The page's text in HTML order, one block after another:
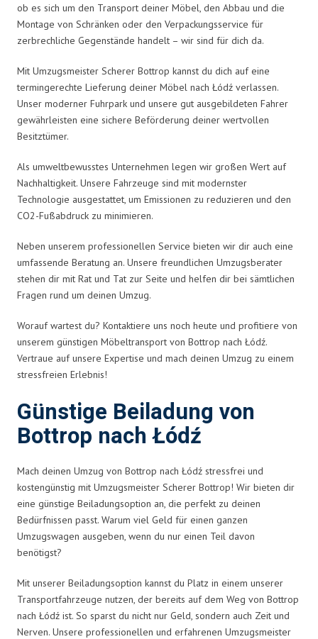
ob es sich um den Transport deiner Möbel, den Abbau und die
Montage von Schränken oder den Verpackungsservice für
zerbrechliche Gegenstände handelt – wir sind für dich da.
Mit Umzugsmeister Scherer Bottrop kannst du dich auf eine
termingerechte Lieferung deiner Möbel nach Łódź verlassen.
Unser moderner Fuhrpark und unsere gut ausgebildeten Fahrer
gewährleisten eine sichere Beförderung deiner wertvollen
Besitztümer.
Als umweltbewusstes Unternehmen legen wir großen Wert auf
Nachhaltigkeit. Unsere Fahrzeuge sind mit modernster
Technologie ausgestattet, um Emissionen zu reduzieren und den
CO2-Fußabdruck zu minimieren.
Neben unserem professionellen Service bieten wir dir auch eine
umfassende Beratung an. Unsere freundlichen Umzugsberater
stehen dir mit Rat und Tat zur Seite und helfen dir bei sämtlichen
Fragen rund um deinen Umzug.
Worauf wartest du? Kontaktiere uns noch heute und profitiere von
unserem günstigen Möbeltransport von Bottrop nach Łódź.
Vertraue auf unsere Expertise und mach deinen Umzug zu einem
stressfreien Erlebnis!
Günstige Beiladung von
Bottrop nach Łódź
Mach deinen Umzug von Bottrop nach Łódź stressfrei und
kostengünstig mit Umzugsmeister Scherer Bottrop! Wir bieten dir
eine günstige Beiladungsoption an, die perfekt zu deinen
Bedürfnissen passt. Warum viel Geld für einen ganzen
Umzugswagen ausgeben, wenn du nur einen Teil davon
benötigst?
Mit unserer Beiladungsoption kannst du Platz in einem unserer
Transportfahrzeuge nutzen, der bereits auf dem Weg von Bottrop
nach Łódź ist. So sparst du nicht nur Geld, sondern auch Zeit und
Nerven. Unsere professionellen und erfahrenen Umzugsmeister